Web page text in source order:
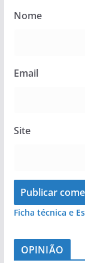
Nome
Email
Site
Ficha técnica e
OPINIÃO